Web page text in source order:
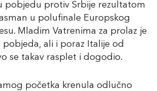
pobjedu protiv Srbije rezultatom
u polufinale Europskog
Mladim Vatrenima za prolaz je
ali i poraz Italije od
se takav rasplet i dogodio.
početka krenula odlučno